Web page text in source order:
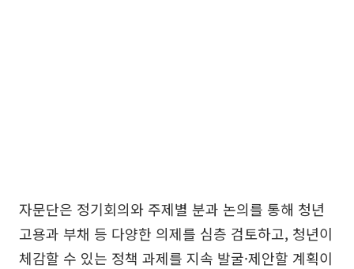
자문단은 정기회의와 주제별 분과 논의를 통해 청년
고용과 부채 등 다양한 의제를 심층 검토하고, 청년이
체감할 수 있는 정책 과제를 지속 발굴·제안할 계획이